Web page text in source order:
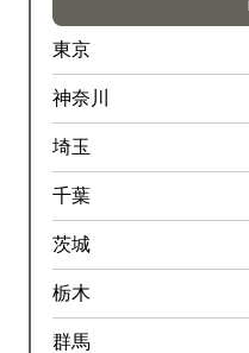
東京
神奈川
埼玉
千葉
茨城
栃木
群馬